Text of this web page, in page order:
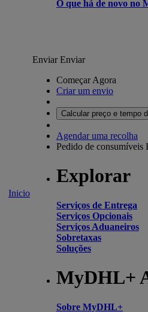
O que há de novo no
Inicio
EnviarEnviar
Começar Agora
Criar um envio
Calcular preço e tempo
Agendar uma recolha
Pedido de consumíveis
Explorar
Serviços de Entrega
Serviços Opcionais
Serviços Aduaneiros
Sobretaxas
Soluções
MyDHL+
Sobre MyDHL+